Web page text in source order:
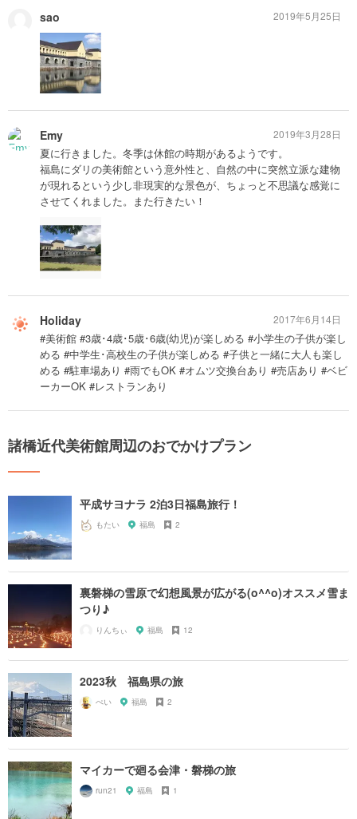
sao 2019年5月25日
Emy
夏に行きました。冬季は休館の時期があるようです。
福島にダリの美術館という意外性と、自然の中に突然立派な建物
が現れるという少し非現実的な景色が、ちょっと不思議な感覚に
させてくれました。また行きたい！
2019年3月28日
Holiday
#美術館 #3歳･4歳･5歳･6歳(幼児)が楽しめる #小学生の子供が楽し
める #中学生･高校生の子供が楽しめる #子供と一緒に大人も楽し
める #駐車場あり #雨でもOK #オムツ交換台あり #売店あり #ベビ
ーカーOK #レストランあり
2017年6月14日
諸橋近代美術館周辺のおでかけプラン
平成サヨナラ 2泊3日福島旅行！
もたい 福島 2
裏磐梯の雪原で幻想風景が広がる(o^^o)オススメ雪ま
つり♪
りんちぃ 福島 12
2023秋 福島県の旅
ぺい 福島 2
マイカーで廻る会津・磐梯の旅
run21 福島 1